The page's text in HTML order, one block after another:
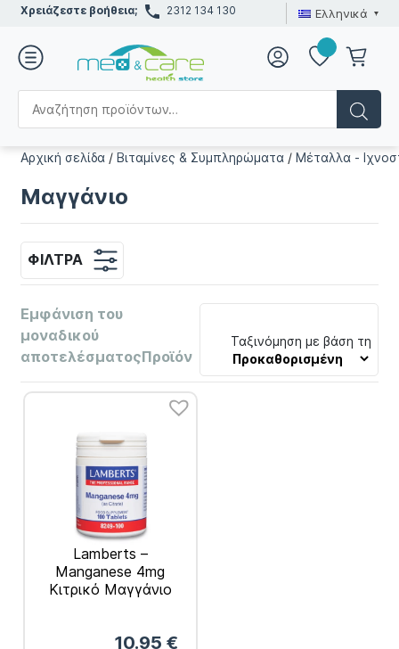
Χρειάζεστε βοήθεια; 2312 134 130 Ελληνικά
Αρχική σελίδα /Βιταμίνες & Συμπληρώματα /Μέταλλα -
Μαγγάνιο
ΦΊΛΤΡΑ
Εμφάνιση του
μοναδικού
αποτελέσματοςΠροϊόν
Ταξινόμηση με βάση τη
Lamberts –
Manganese 4mg
Κιτρικό Μαγγάνιο
10.95 €